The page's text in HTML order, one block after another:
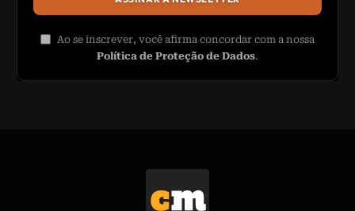
Ao se inscrever, você afirma concordar com a nossa
Política de Proteção de Dados.